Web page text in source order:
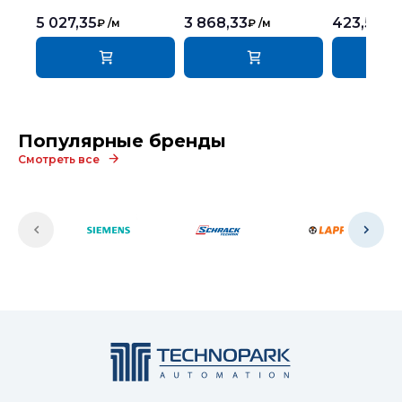
5 027,35₽ /м 3 868,33₽ /м 423,58
Популярные бренды
Смотреть все